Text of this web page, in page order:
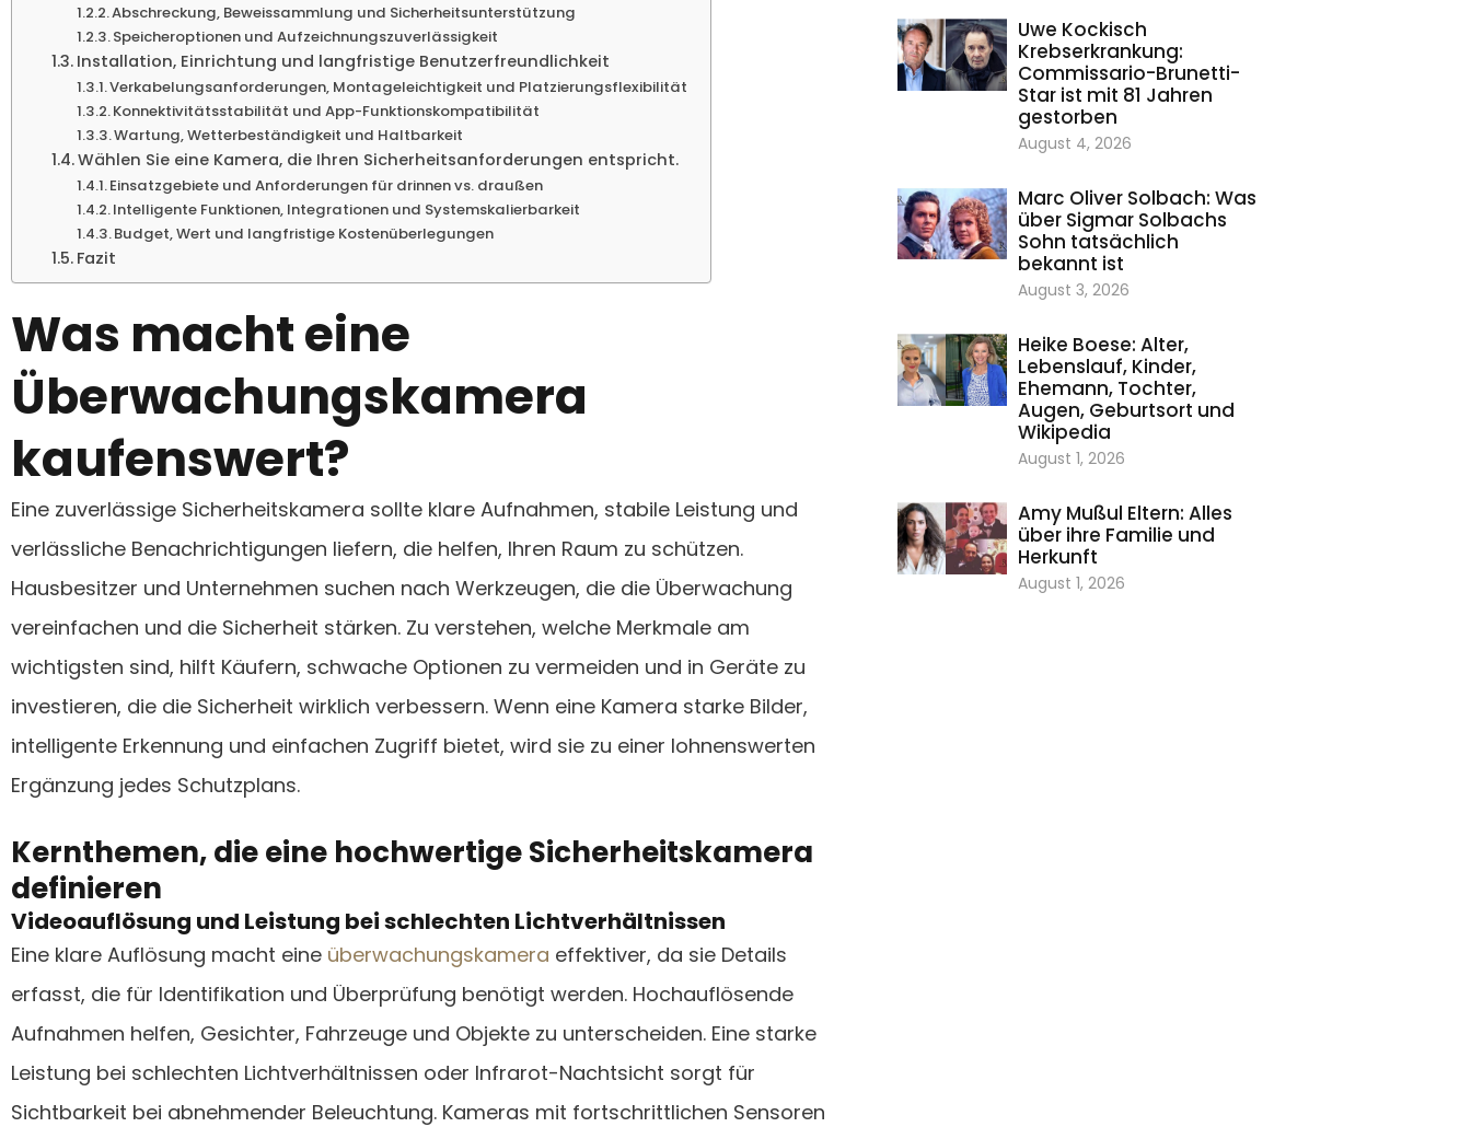
Abschreckung, Beweissammlung und Sicherheitsunterstützung
Speicheroptionen und Aufzeichnungszuverlässigkeit
Installation, Einrichtung und langfristige Benutzerfreundlichkeit
Verkabelungsanforderungen, Montageleichtigkeit und Platzierungsflexibilität
Konnektivitätsstabilität und App-Funktionskompatibilität
Wartung, Wetterbeständigkeit und Haltbarkeit
Wählen Sie eine Kamera, die Ihren Sicherheitsanforderungen entspricht.
Einsatzgebiete und Anforderungen für drinnen vs. draußen
Intelligente Funktionen, Integrationen und Systemskalierbarkeit
Budget, Wert und langfristige Kostenüberlegungen
Fazit
Was macht eine
Überwachungskamera
kaufenswert?
Eine zuverlässige Sicherheitskamera sollte klare Aufnahmen, stabile Leistung und
verlässliche Benachrichtigungen liefern, die helfen, Ihren Raum zu schützen.
Hausbesitzer und Unternehmen suchen nach Werkzeugen, die die Überwachung
vereinfachen und die Sicherheit stärken. Zu verstehen, welche Merkmale am
wichtigsten sind, hilft Käufern, schwache Optionen zu vermeiden und in Geräte zu
investieren, die die Sicherheit wirklich verbessern. Wenn eine Kamera starke Bilder,
intelligente Erkennung und einfachen Zugriff bietet, wird sie zu einer lohnenswerten
Ergänzung jedes Schutzplans.
Kernthemen, die eine hochwertige Sicherheitskamera
definieren
Videoauflösung und Leistung bei schlechten Lichtverhältnissen
Eine klare Auflösung macht eine überwachungskamera effektiver, da sie Details
erfasst, die für Identifikation und Überprüfung benötigt werden. Hochauflösende
Aufnahmen helfen, Gesichter, Fahrzeuge und Objekte zu unterscheiden. Eine starke
Leistung bei schlechten Lichtverhältnissen oder Infrarot-Nachtsicht sorgt für
Sichtbarkeit bei abnehmender Beleuchtung. Kameras mit fortschrittlichen Sensoren
Uwe Kockisch
Krebserkrankung:
Commissario-Brunetti-
Star ist mit 81 Jahren
gestorben
August 4, 2026
Marc Oliver Solbach: Was
über Sigmar Solbachs
Sohn tatsächlich
bekannt ist
August 3, 2026
Heike Boese: Alter,
Lebenslauf, Kinder,
Ehemann, Tochter,
Augen, Geburtsort und
Wikipedia
August 1, 2026
Amy Mußul Eltern: Alles
über ihre Familie und
Herkunft
August 1, 2026